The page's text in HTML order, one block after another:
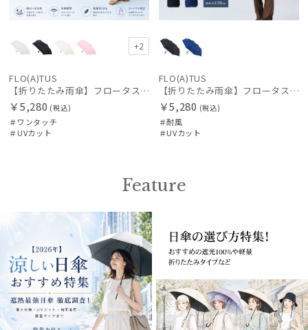
+2
FLO(A)TUS
【折りたたみ雨傘】フロータス（FLO(A)TUS）プレーン60 超撥水傘 晴雨兼用 UV対応 自動開閉 大きめ
￥5,280 (税込)
＃ワンタッチ
＃UVカット
FLO(A)TUS
【折りたたみ雨傘】フロータス（FLO(A)TUS）プレーン60 超撥水傘 晴雨兼用 UV対応 耐風 大きめ
￥5,280 (税込)
＃耐風
＃UVカット
Feature